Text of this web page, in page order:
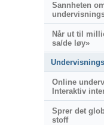
Sannheten
Når ut til
sa/de løy»
Online
Interaktiv
Sprer det
stoff